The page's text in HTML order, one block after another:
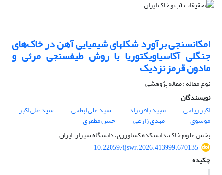
امکان‏سنجی برآورد شکل‏های شیمیایی آهن در خاک‌های
جنگلی آکاسیاویکتوریا با روش طیف‏سنجی مرئی و
مادون ‏قرمز نزدیک
نوع مقاله : مقاله پژوهشی
نویسندگان
اکبر ریاحی
مجید باقرنژاد سید علی ابطحی سید علی اکبر
موسوی مهدی زارعی
حسن مظفری
بخش علوم خاک، دانشکده کشاورزی، دانشگاه شیراز، ایران
10.22059/ijswr.2026.413999.670135
چکیده